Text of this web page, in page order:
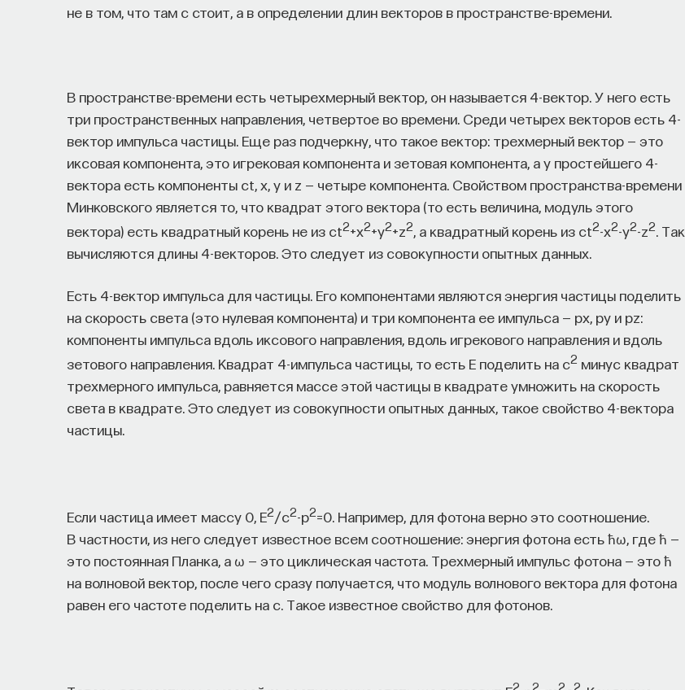
не в том, что там c стоит, а в определении длин векторов в пространстве-времени.
В пространстве-времени есть четырехмерный вектор, он называется 4-вектор. У него есть
три пространственных направления, четвертое во времени. Среди четырех векторов есть 4-
вектор импульса частицы. Еще раз подчеркну, что такое вектор: трехмерный вектор — это
иксовая компонента, это игрековая компонента и зетовая компонента, а у простейшего 4-
вектора есть компоненты ct, x, y и z — четыре компонента. Свойством пространства-времени
Минковского является то, что квадрат этого вектора (то есть величина, модуль этого
вектора) есть квадратный корень не из ct2+x2+y2+z2 , а квадратный корень из ct2-x2-y2-z2 . Так
вычисляются длины 4-векторов. Это следует из совокупности опытных данных.
Есть 4-вектор импульса для частицы. Его компонентами являются энергия частицы поделить
на скорость света (это нулевая компонента) и три компонента ее импульса — px, py и pz:
компоненты импульса вдоль иксового направления, вдоль игрекового направления и вдоль
зетового направления. Квадрат 4-импульса частицы, то есть E поделить на c2 минус квадрат
трехмерного импульса, равняется массе этой частицы в квадрате умножить на скорость
света в квадрате. Это следует из совокупности опытных данных, такое свойство 4-вектора
частицы.
Если частица имеет массу 0, E2/c2-p2=0. Например, для фотона верно это соотношение.
В частности, из него следует известное всем соотношение: энергия фотона есть ħω, где ħ —
это постоянная Планка, а ω — это циклическая частота. Трехмерный импульс фотона — это ħ
на волновой вектор, после чего сразу получается, что модуль волнового вектора для фотона
равен его частоте поделить на c. Такое известное свойство для фотонов.
2 2 2 2